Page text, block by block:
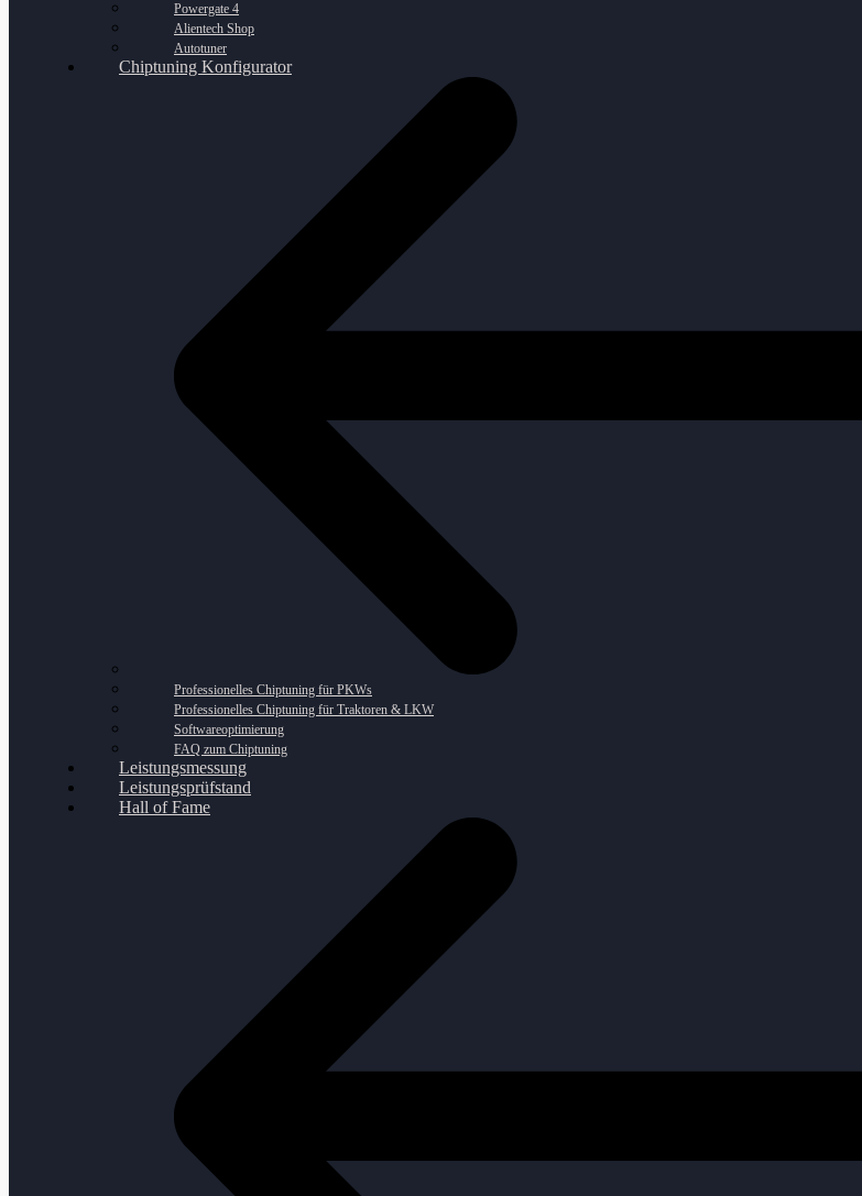
Powergate 4
Alientech Shop
Autotuner
Chiptuning Konfigurator
Professionelles Chiptuning für PKWs
Professionelles Chiptuning für Traktoren & LKW
Softwareoptimierung
FAQ zum Chiptuning
Leistungsmessung
Leistungsprüfstand
Hall of Fame